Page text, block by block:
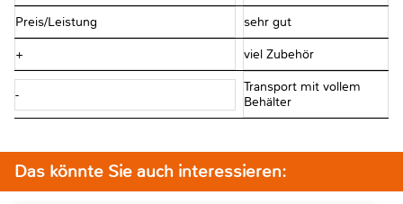
Preis/Leistung sehr gut
+ viel Zubehör
-
Transport mit vollem
Behälter
Das könnte Sie auch interessieren: